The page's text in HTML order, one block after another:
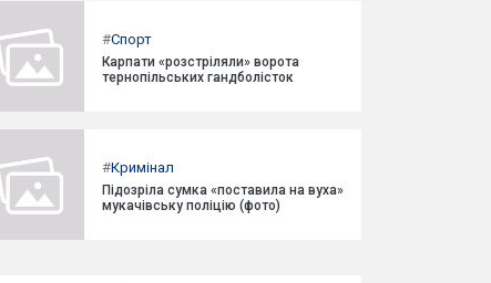
#Спорт
Карпати «розстріляли» ворота
тернопільських гандболісток
#Кримінал
Підозріла сумка «поставила на вуха»
мукачівську поліцію (фото)